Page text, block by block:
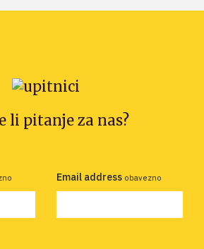
li pitanje za nas?
Email address obavezno